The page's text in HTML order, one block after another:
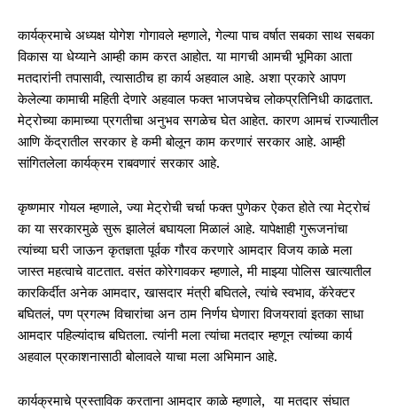
कार्यक्रमाचे अध्यक्ष योगेश गोगावले म्हणाले, गेल्या पाच वर्षात सबका साथ सबका
विकास या धेय्याने आम्ही काम करत आहोत. या मागची आमची भूमिका आता
मतदारांनी तपासावी, त्यासाठीच हा कार्य अहवाल आहे. अशा प्रकारे आपण
केलेल्या कामाची महिती देणारे अहवाल फक्त भाजपचेच लोकप्रतिनिधी काढतात.
मेट्रोच्या कामाच्या प्रगतीचा अनुभव सगळेच घेत आहेत. कारण आमचं राज्यातील
आणि केंद्रातील सरकार हे कमी बोलून काम करणारं सरकार आहे. आम्ही
सांगितलेला कार्यक्रम राबवणारं सरकार आहे.
कृष्णमार गोयल म्हणाले, ज्या मेट्रोची चर्चा फक्त पुणेकर ऐकत होते त्या मेट्रोचं
का या सरकारमुळे सुरू झालेलं बघायला मिळालं आहे. यापेक्षाही गुरूजनांचा
त्यांच्या घरी जाऊन कृतज्ञता पूर्वक गौरव करणारे आमदार विजय काळे मला
जास्त महत्वाचे वाटतात. वसंत कोरेगावकर म्हणाले, मी माझ्या पोलिस खात्यातील
कारकिर्दीत अनेक आमदार, खासदार मंत्री बघितले, त्यांचे स्वभाव, कॅरेक्टर
बघितलं, पण प्रगल्भ विचारांचा अन ठाम निर्णय घेणारा विजयरावां इतका साधा
आमदार पहिल्यांदाच बघितला. त्यांनी मला त्यांचा मतदार म्हणून त्यांच्या कार्य
अहवाल प्रकाशनासाठी बोलावले याचा मला अभिमान आहे.
कार्यक्रमाचे प्रस्ताविक करताना आमदार काळे म्हणाले, या मतदार संघात